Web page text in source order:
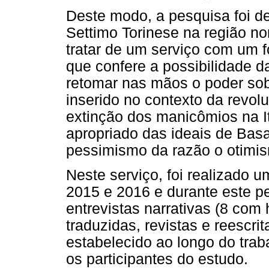
Deste modo, a pesquisa foi
Settimo Torinese na região
tratar de um serviço com um
que confere a possibilidade
retomar nas mãos o poder
inserido no contexto da
extinção dos manicômios na
apropriado das ideais de
pessimismo da razão o
Neste serviço, foi realizado
2015 e 2016 e durante este
entrevistas narrativas (8
traduzidas, revistas e
estabelecido ao longo do
os participantes do estudo.